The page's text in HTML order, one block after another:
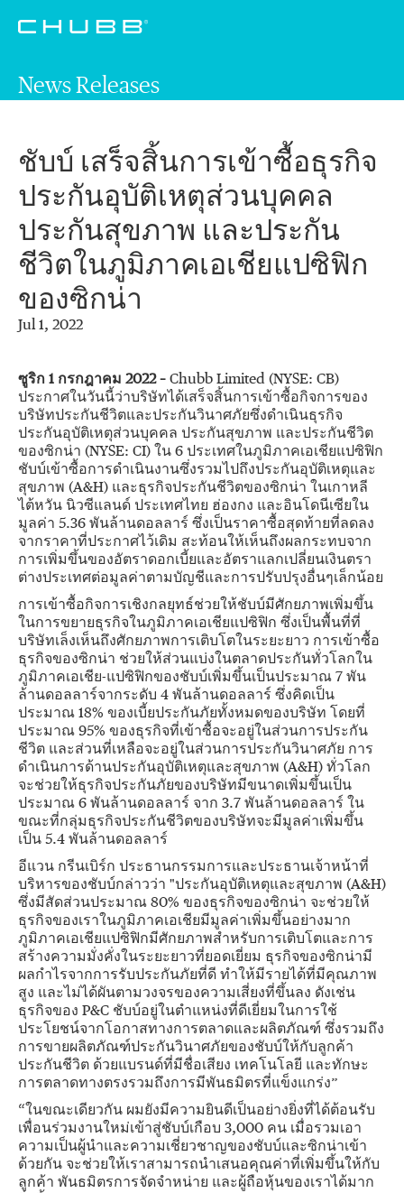
News Releases
ชับบ์ เสร็จสิ้นการเข้าซื้อธุรกิจ
ประกันอุบัติเหตุส่วนบุคคล
ประกันสุขภาพ และประกัน
ชีวิตในภูมิภาคเอเชียแปซิฟิก
ของซิกน่า
Jul 1, 2022
ซูริก 1 กรกฎาคม 2022 – Chubb Limited (NYSE: CB)
ประกาศในวันนี้ว่าบริษัทได้เสร็จสิ้นการเข้าซื้อกิจการของ
บริษัทประกันชีวิตและประกันวินาศภัยซึ่งดำเนินธุรกิจ
ประกันอุบัติเหตุส่วนบุคคล ประกันสุขภาพ และประกันชีวิต
ของซิกน่า (NYSE: CI) ใน 6 ประเทศในภูมิภาคเอเชียแปซิฟิก
ชับบ์เข้าซื้อการดำเนินงานซึ่งรวมไปถึงประกันอุบัติเหตุและ
สุขภาพ (A&H) และธุรกิจประกันชีวิตของซิกน่า ในเกาหลี
ไต้หวัน นิวซีแลนด์ ประเทศไทย ฮ่องกง และอินโดนีเซียใน
มูลค่า 5.36 พันล้านดอลลาร์ ซึ่งเป็นราคาซื้อสุดท้ายที่ลดลง
จากราคาที่ประกาศไว้เดิม สะท้อนให้เห็นถึงผลกระทบจาก
การเพิ่มขึ้นของอัตราดอกเบี้ยและอัตราแลกเปลี่ยนเงินตรา
ต่างประเทศต่อมูลค่าตามบัญชีและการปรับปรุงอื่นๆเล็กน้อย
การเข้าซื้อกิจการเชิงกลยุทธ์ช่วยให้ชับบ์มีศักยภาพเพิ่มขึ้น
ในการขยายธุรกิจในภูมิภาคเอเชียแปซิฟิก ซึ่งเป็นพื้นที่ที่
บริษัทเล็งเห็นถึงศักยภาพการเติบโตในระยะยาว การเข้าซื้อ
ธุรกิจของซิกน่า ช่วยให้ส่วนแบ่งในตลาดประกันทั่วโลกใน
ภูมิภาคเอเชีย-แปซิฟิกของชับบ์เพิ่มขึ้นเป็นประมาณ 7 พัน
ล้านดอลลาร์จากระดับ 4 พันล้านดอลลาร์ ซึ่งคิดเป็น
ประมาณ 18% ของเบี้ยประกันภัยทั้งหมดของบริษัท โดยที่
ประมาณ 95% ของธุรกิจที่เข้าซื้อจะอยู่ในส่วนการประกัน
ชีวิต และส่วนที่เหลือจะอยู่ในส่วนการประกันวินาศภัย การ
ดำเนินการด้านประกันอุบัติเหตุและสุขภาพ (A&H) ทั่วโลก
จะช่วยให้ธุรกิจประกันภัยของบริษัทมีขนาดเพิ่มขึ้นเป็น
ประมาณ 6 พันล้านดอลลาร์ จาก 3.7 พันล้านดอลลาร์ ใน
ขณะที่กลุ่มธุรกิจประกันชีวิตของบริษัทจะมีมูลค่าเพิ่มขึ้น
เป็น 5.4 พันล้านดอลลาร์
อีแวน กรีนเบิร์ก ประธานกรรมการและประธานเจ้าหน้าที่
บริหารของชับบ์กล่าวว่า "ประกันอุบัติเหตุและสุขภาพ (A&H)
ซึ่งมีสัดส่วนประมาณ 80% ของธุรกิจของซิกน่า จะช่วยให้
ธุรกิจของเราในภูมิภาคเอเชียมีมูลค่าเพิ่มขึ้นอย่างมาก
ภูมิภาคเอเชียแปซิฟิกมีศักยภาพสำหรับการเติบโตและการ
สร้างความมั่งคั่งในระยะยาวที่ยอดเยี่ยม ธุรกิจของซิกน่ามี
ผลกำไรจากการรับประกันภัยที่ดี ทำให้มีรายได้ที่มีคุณภาพ
สูง และไม่ได้ผันตามวงจรของความเสี่ยงที่ขึ้นลง ดังเช่น
ธุรกิจของ P&C ชับบ์อยู่ในตำแหน่งที่ดีเยี่ยมในการใช้
ประโยชน์จากโอกาสทางการตลาดและผลิตภัณฑ์ ซึ่งรวมถึง
การขายผลิตภัณฑ์ประกันวินาศภัยของชับบ์ให้กับลูกค้า
ประกันชีวิต ด้วยแบรนด์ที่มีชื่อเสียง เทคโนโลยี และทักษะ
การตลาดทางตรงรวมถึงการมีพันธมิตรที่แข็งแกร่ง”
“ในขณะเดียวกัน ผมยังมีความยินดีเป็นอย่างยิ่งที่ได้ต้อนรับ
เพื่อนร่วมงานใหม่เข้าสู่ชับบ์เกือบ 3,000 คน เมื่อรวมเอา
ความเป็นผู้นำและความเชี่ยวชาญของชับบ์และซิกน่าเข้า
ด้วยกัน จะช่วยให้เราสามารถนำเสนอคุณค่าที่เพิ่มขึ้นให้กับ
ลูกค้า พันธมิตรการจัดจำหน่าย และผู้ถือหุ้นของเราได้มาก